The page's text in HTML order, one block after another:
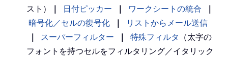
スト）
日付ピッカー ワークシートの統合
暗号化／セルの復号化
リストからメール送信
スーパーフィルター 特殊フィルタ
（太字の
フォントを持つセルをフィルタリング／イタリック